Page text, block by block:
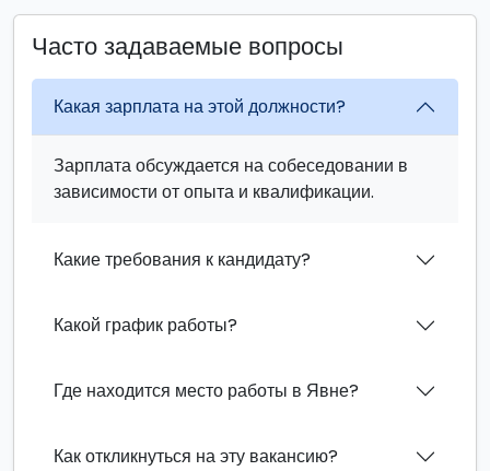
Часто задаваемые вопросы
Какая зарплата на этой должности?
Зарплата обсуждается на собеседовании в
зависимости от опыта и квалификации.
Какие требования к кандидату?
Какой график работы?
Где находится место работы в Явне?
Как откликнуться на эту вакансию?